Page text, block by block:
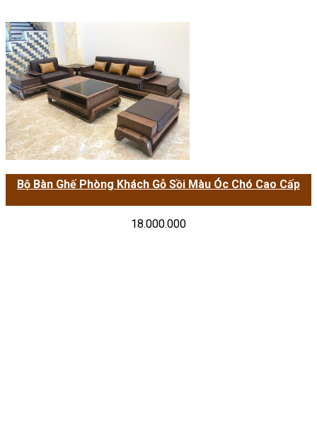
Bộ Bàn Ghế Phòng Khách Gỗ Sồi Màu Óc Chó Cao Cấp
18.000.000